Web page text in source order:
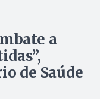
a
de Saúde